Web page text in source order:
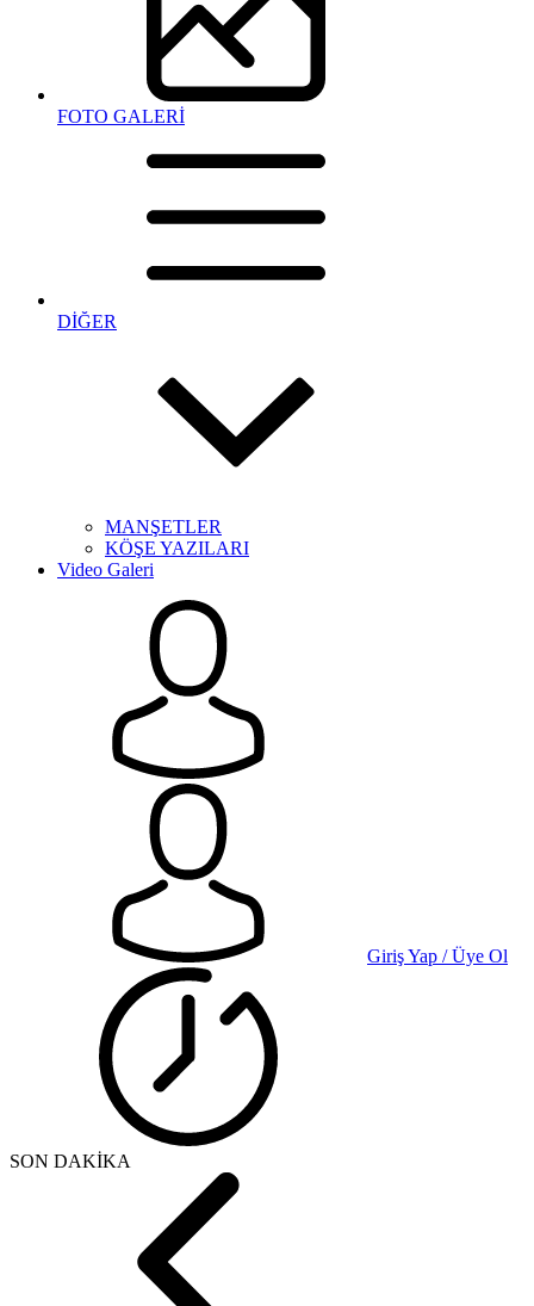
FOTO GALERİ
DİĞER
MANŞETLER
KÖŞE YAZILARI
Video Galeri
Giriş Yap / Üye Ol
SON DAKİKA